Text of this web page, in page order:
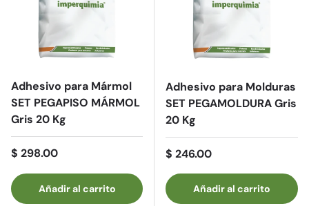
Adhesivo para Mármol
SET PEGAPISO MÁRMOL
Gris 20 Kg
Precio normal
$ 298.00
Añadir al carrito
Adhesivo para Molduras
SET PEGAMOLDURA Gris
20 Kg
Precio normal
$ 246.00
Añadir al carrito